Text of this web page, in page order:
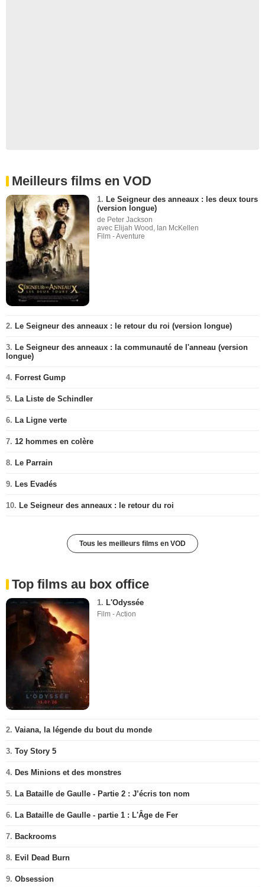
Meilleurs films en VOD
1. Le Seigneur des anneaux : les deux tours
(version longue)
de Peter Jackson
avec Elijah Wood, Ian McKellen
Film - Aventure
2. Le Seigneur des anneaux : le retour du roi (version longue)
3. Le Seigneur des anneaux : la communauté de l'anneau (version
longue)
4. Forrest Gump
5. La Liste de Schindler
6. La Ligne verte
7. 12 hommes en colère
8. Le Parrain
9. Les Evadés
10. Le Seigneur des anneaux : le retour du roi
Tous les meilleurs films en VOD
Top films au box office
1. L'Odyssée
Film - Action
2. Vaiana, la légende du bout du monde
3. Toy Story 5
4. Des Minions et des monstres
5. La Bataille de Gaulle - Partie 2 : J’écris ton nom
6. La Bataille de Gaulle - partie 1 : L'Âge de Fer
7. Backrooms
8. Evil Dead Burn
9. Obsession